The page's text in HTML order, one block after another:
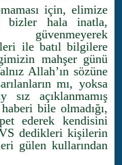
için, elimize
bizler hala inatla,
ile batıl bilgilere
mahşer günü
Allah’ın sözüne
mı, yoksa
sız açıklanmamış
bile olmadığı,
ederek kendisini
dedikleri kişilerin
gülen kullarından